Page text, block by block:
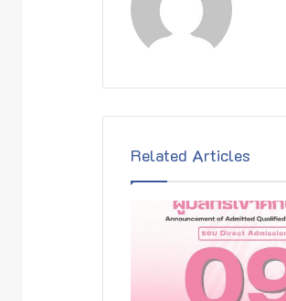
Related Articles